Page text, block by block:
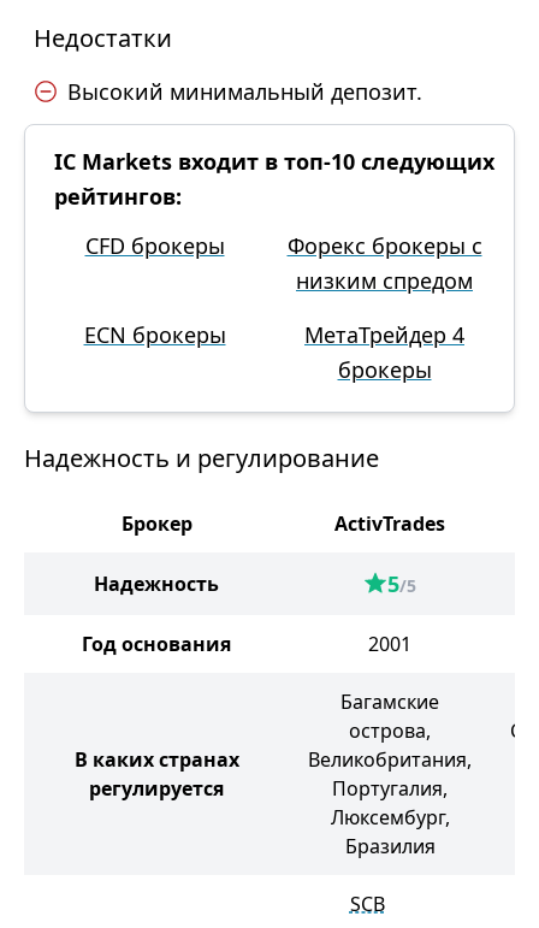
Недостатки
Высокий минимальный депозит.
IC Markets входит в топ-10 следующих
рейтингов:
CFD брокеры
Форекс брокеры с
низким спредом
ECN брокеры
МетаТрейдер 4
брокеры
Надежность и регулирование
Брокер ActivTrades
Надежность 5/5
Год основания 2001
В каких странах
регулируется
Багамские
острова,
Великобритания,
Португалия,
Люксембург,
Бразилия
SCB